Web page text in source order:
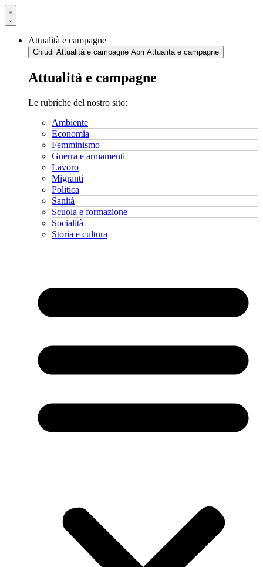
Vai
al
Attualità e campagne
Chiudi Attualità e campagne Apri Attualità e campagne
Attualità e campagne
Le rubriche del nostro sito:
Ambiente
Economia
Femminismo
Guerra e armamenti
Lavoro
Migranti
Politica
Sanità
Scuola e formazione
Socialità
Storia e cultura